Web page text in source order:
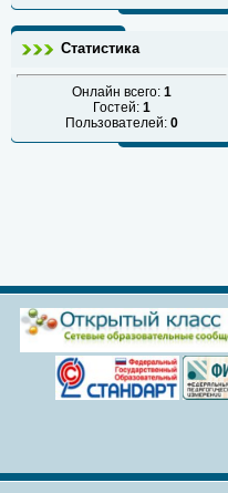
Статистика
Онлайн всего: 1
Гостей: 1
Пользователей: 0